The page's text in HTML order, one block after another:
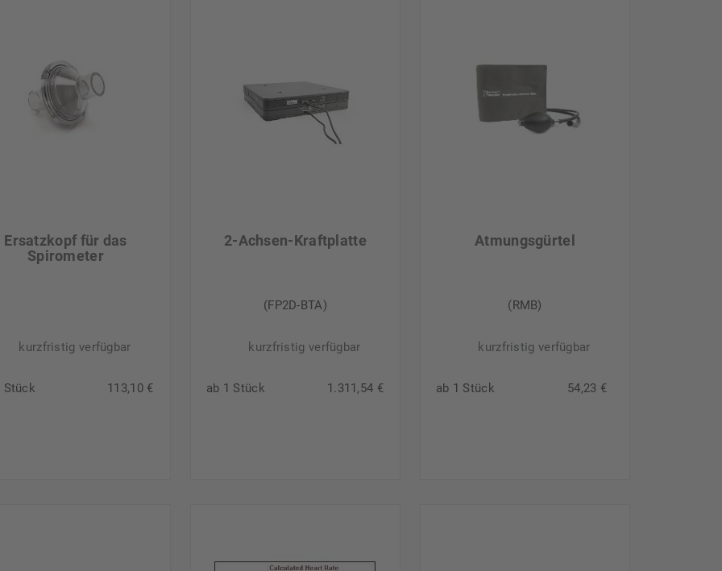
Ersatzkopf für das
Spirometer
kurzfristig verfügbar
Stück 113,10 €
2-Achsen-Kraftplatte
(FP2D-BTA)
kurzfristig verfügbar
ab 1 Stück 1.311,54 €
Atmungsgürtel
(RMB)
kurzfristig verfügbar
ab 1 Stück 54,23 €